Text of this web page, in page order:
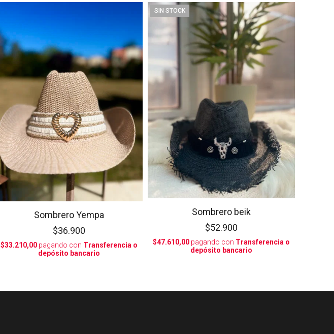
Sombrero Yempa
$36.900
$33.210,00 pagando con Transferencia o
depósito bancario
SIN STOCK
Sombrero beik
$52.900
$47.610,00 pagando con Transferencia o
depósito bancario